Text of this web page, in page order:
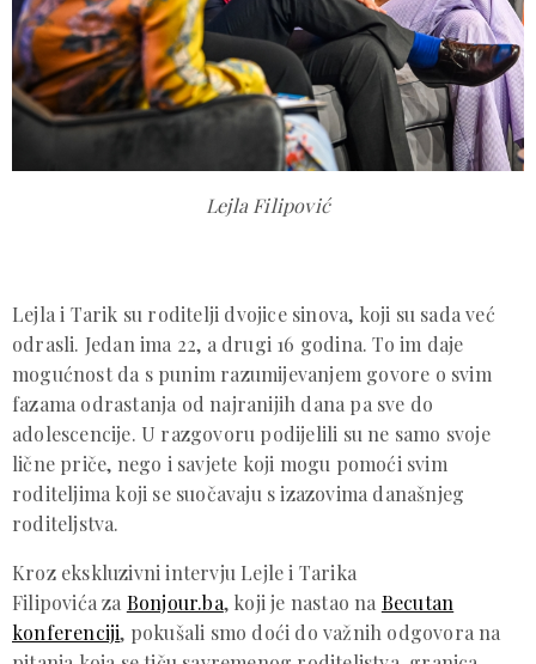
Lejla Filipović
Lejla i Tarik su roditelji dvojice sinova, koji su sada već
odrasli. Jedan ima 22, a drugi 16 godina. To im daje
mogućnost da s punim razumijevanjem govore o svim
fazama odrastanja od najranijih dana pa sve do
adolescencije. U razgovoru podijelili su ne samo svoje
lične priče, nego i savjete koji mogu pomoći svim
roditeljima koji se suočavaju s izazovima današnjeg
roditeljstva.
Kroz ekskluzivni intervju Lejle i Tarika
Filipovića za Bonjour.ba, koji je nastao na Becutan
konferenciji, pokušali smo doći do važnih odgovora na